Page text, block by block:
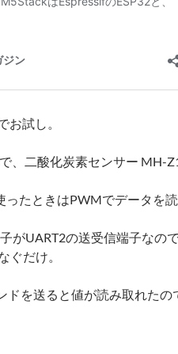
お試し。
、二酸化炭素センサー MH-
たときはPWMでデータを
がUART2の送受信端子なの
ぐだけ。
ドを送ると値が読み取れた